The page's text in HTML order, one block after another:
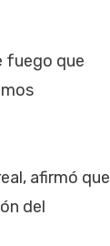
fuego que
afirmó que
del